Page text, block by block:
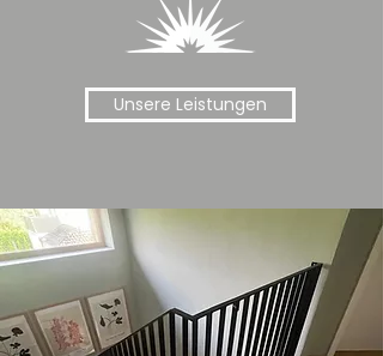
Unsere Leistungen